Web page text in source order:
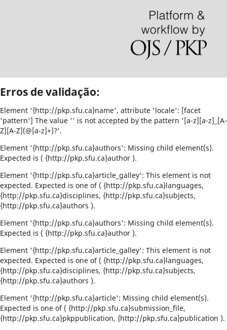
Erros de validação:
Element '{http://pkp.sfu.ca}name', attribute 'locale': [facet
'pattern'] The value '' is not accepted by the pattern '[a-z][a-z]_[A-
Z][A-Z](@[a-z]+)?'.
Element '{http://pkp.sfu.ca}authors': Missing child element(s).
Expected is ( {http://pkp.sfu.ca}author ).
Element '{http://pkp.sfu.ca}article_galley': This element is not
expected. Expected is one of ( {http://pkp.sfu.ca}languages,
{http://pkp.sfu.ca}disciplines, {http://pkp.sfu.ca}subjects,
{http://pkp.sfu.ca}authors ).
Element '{http://pkp.sfu.ca}authors': Missing child element(s).
Expected is ( {http://pkp.sfu.ca}author ).
Element '{http://pkp.sfu.ca}article_galley': This element is not
expected. Expected is one of ( {http://pkp.sfu.ca}languages,
{http://pkp.sfu.ca}disciplines, {http://pkp.sfu.ca}subjects,
{http://pkp.sfu.ca}authors ).
Element '{http://pkp.sfu.ca}article': Missing child element(s).
Expected is one of ( {http://pkp.sfu.ca}submission_file,
{http://pkp.sfu.ca}pkppublication, {http://pkp.sfu.ca}publication ).